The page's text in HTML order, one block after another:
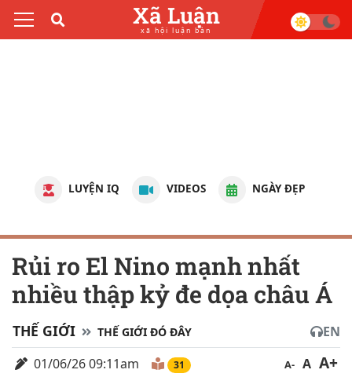
Xã Luận
xã hội luận bàn
LUYỆN IQ VIDEOS NGÀY ĐẸP
Rủi ro El Nino mạnh nhất
nhiều thập kỷ đe dọa châu Á
THẾ GIỚI THẾ GIỚI ĐÓ ĐÂY
EN
01/06/26 09:11am
31 A- A A+